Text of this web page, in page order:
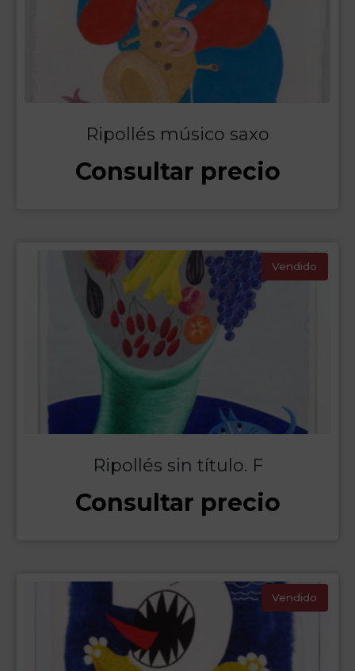
Ripollés músico saxo
Consultar precio
Vendido
Ripollés sin título. F
Consultar precio
Vendido